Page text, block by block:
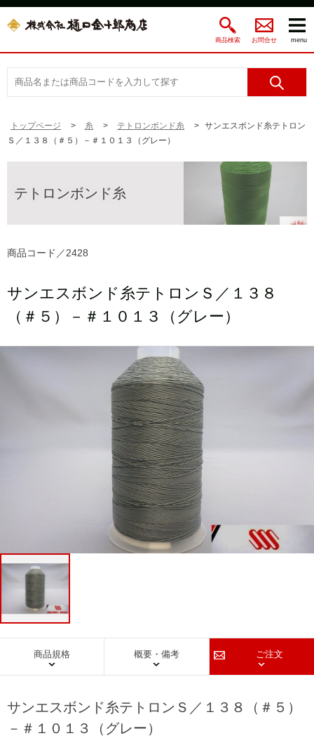
商品検索 お問合せ menu
トップページ 糸 テトロンボンド糸
サンエスボンド糸テトロン
Ｓ／１３８（＃５）－＃１０１３（グレー）
テトロンボンド糸
商品コード／2428
サンエスボンド糸テトロンＳ／１３８
（＃５）－＃１０１３（グレー）
商品規格 概要・備考 ご注文
サンエスボンド糸テトロンＳ／１３８（＃５）
－＃１０１３（グレー）